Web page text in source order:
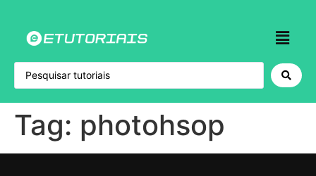
Tag: photohsop